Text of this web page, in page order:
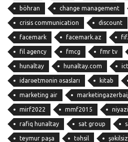
böhran change management
crisis communication discount
facemark facemark.az
fil agency fmcg fmr tv
hunaltay hunaltay.com
idarəetmənin əsasları kitab
marketing air
mirf2022 mmf2015
rafiq hunaltay sat group
teymur paşa təhsil